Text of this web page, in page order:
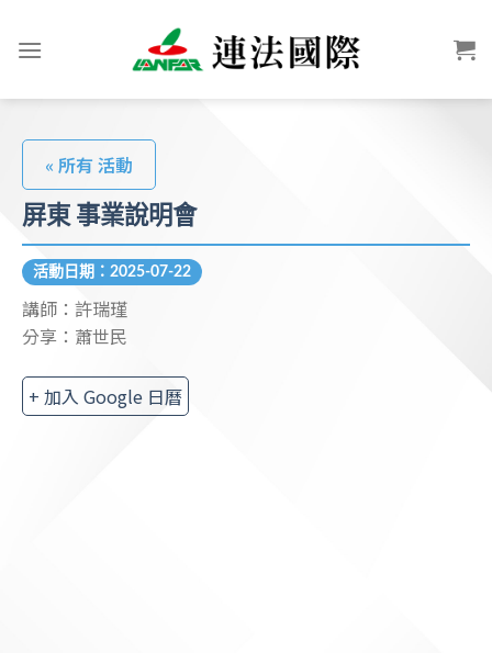
« 所有 活動
屏東 事業說明會
活動日期：2025-07-22
講師：許瑞瑾
分享：蕭世民
+ 加入 Google 日曆